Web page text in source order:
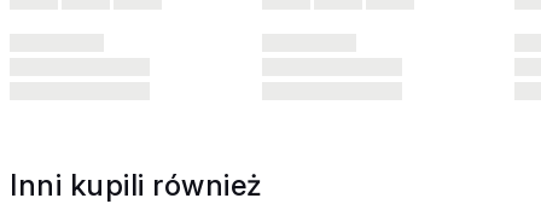
Inni kupili również